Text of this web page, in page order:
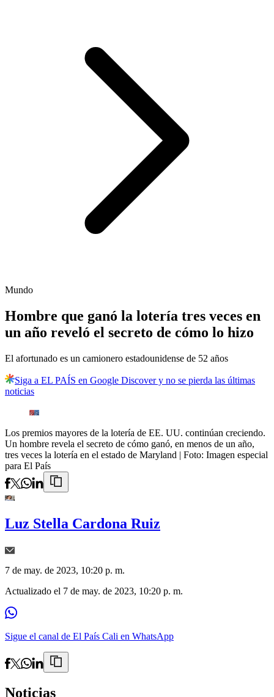
Mundo
Hombre que ganó la lotería tres veces en
un año reveló el secreto de cómo lo hizo
El afortunado es un camionero estadounidense de 52 años
Siga a EL PAÍS en Google Discover y no se pierda las últimas
noticias
Los premios mayores de la lotería de EE. UU. continúan creciendo.
Un hombre revela el secreto de cómo ganó, en menos de un año,
tres veces la lotería en el estado de Maryland | Foto: Imagen especial
para El País
Luz Stella Cardona Ruiz
7 de may. de 2023, 10:20 p. m.
Actualizado el 7 de may. de 2023, 10:20 p. m.
Sigue el canal de El País Cali en WhatsApp
Noticias